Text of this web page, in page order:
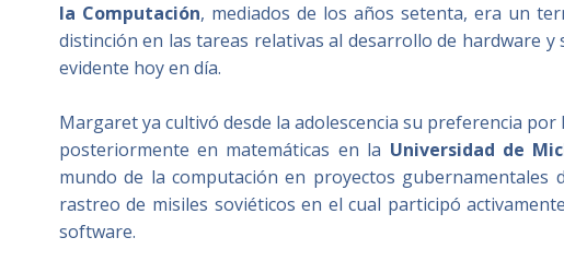
la Computación, mediados de los años setenta, era un
distinción en las tareas relativas al desarrollo de hardware
evidente hoy en día.
Margaret ya cultivó desde la adolescencia su preferencia
posteriormente en matemáticas en la Universidad de
mundo de la computación en proyectos gubernamentales
rastreo de misiles soviéticos en el cual participó
software.